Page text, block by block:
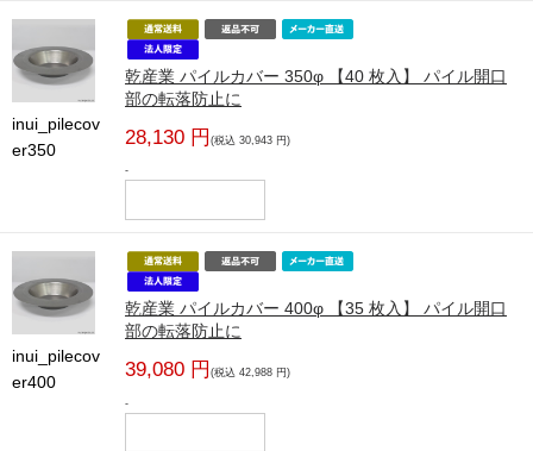
inui_pilecov
er350
乾産業 パイルカバー 350φ 【40 枚入】 パイル開口
部の転落防止に
28,130 円 (税込 30,943 円)
-
inui_pilecov
er400
乾産業 パイルカバー 400φ 【35 枚入】 パイル開口
部の転落防止に
39,080 円 (税込 42,988 円)
-